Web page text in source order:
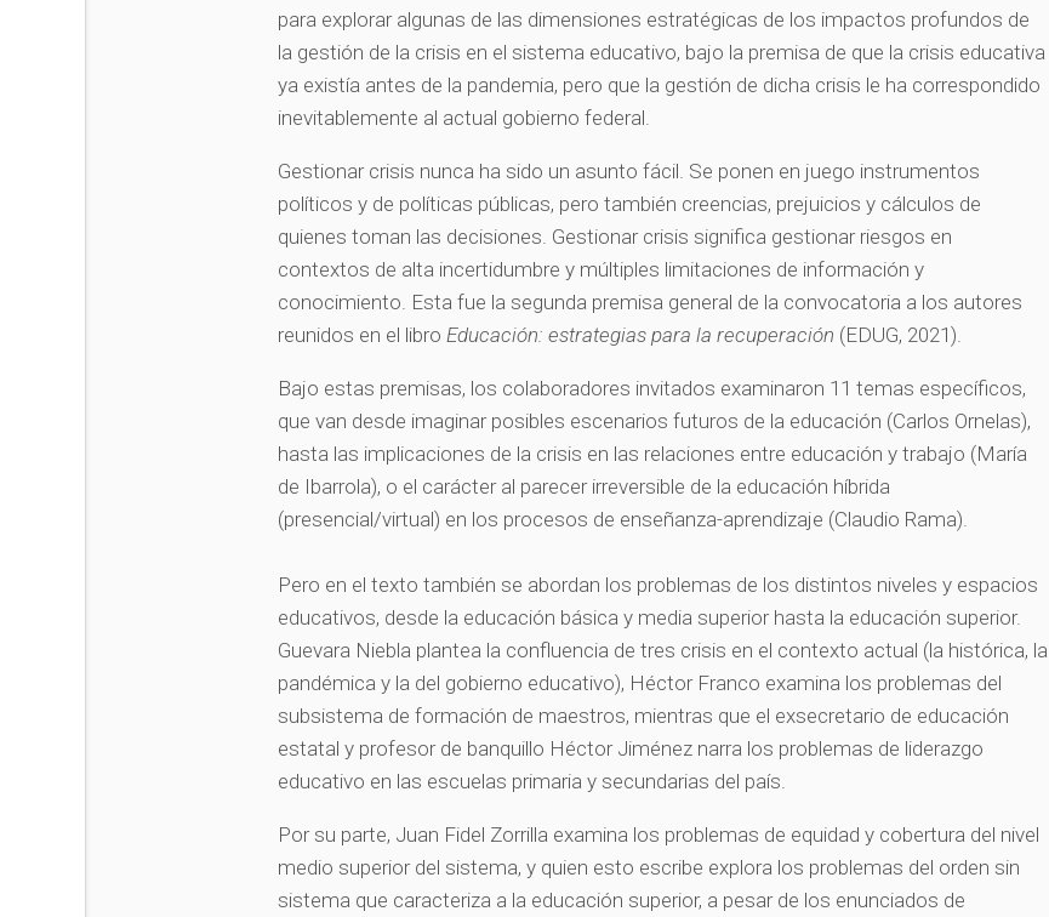
para explorar algunas de las dimensiones estratégicas de los impactos profundos de
la gestión de la crisis en el sistema educativo, bajo la premisa de que la crisis educativa
ya existía antes de la pandemia, pero que la gestión de dicha crisis le ha correspondido
inevitablemente al actual gobierno federal.
Gestionar crisis nunca ha sido un asunto fácil. Se ponen en juego instrumentos
políticos y de políticas públicas, pero también creencias, prejuicios y cálculos de
quienes toman las decisiones. Gestionar crisis significa gestionar riesgos en
contextos de alta incertidumbre y múltiples limitaciones de información y
conocimiento. Esta fue la segunda premisa general de la convocatoria a los autores
reunidos en el libroEducación: estrategias para la recuperación (EDUG, 2021).
Bajo estas premisas, los colaboradores invitados examinaron 11 temas específicos,
que van desde imaginar posibles escenarios futuros de la educación (Carlos Ornelas),
hasta las implicaciones de la crisis en las relaciones entre educación y trabajo (María
de Ibarrola), o el carácter al parecer irreversible de la educación híbrida
(presencial/virtual) en los procesos de enseñanza-aprendizaje (Claudio Rama).
Pero en el texto también se abordan los problemas de los distintos niveles y espacios
educativos, desde la educación básica y media superior hasta la educación superior.
Guevara Niebla plantea la confluencia de tres crisis en el contexto actual (la histórica, la
pandémica y la del gobierno educativo), Héctor Franco examina los problemas del
subsistema de formación de maestros, mientras que el exsecretario de educación
estatal y profesor de banquillo Héctor Jiménez narra los problemas de liderazgo
educativo en las escuelas primaria y secundarias del país.
Por su parte, Juan Fidel Zorrilla examina los problemas de equidad y cobertura del nivel
medio superior del sistema, y quien esto escribe explora los problemas del orden sin
sistema que caracteriza a la educación superior, a pesar de los enunciados de